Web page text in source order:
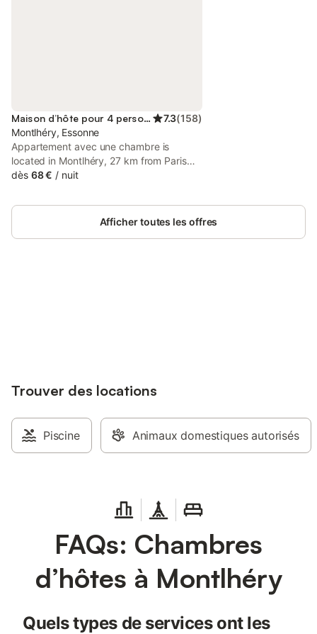
Maison d’hôte pour 4 personnes 7.3(158)
Montlhéry, Essonne
Appartement avec une chambre is
located in Montlhéry, 27 km from Paris
Expo - Porte de Versailles, 27 km from
Rodin Museum. This property offers
access to a terrace and free private
dès 68 € / nuit
Afficher toutes les offres
Trouver des locations
Piscine Animaux domestiques autorisés
FAQs: Chambres
d’hôtes à Montlhéry
Quels types de services ont les